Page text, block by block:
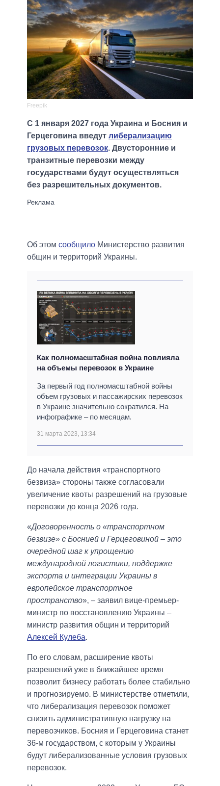
Freepik
С 1 января 2027 года Украина и Босния и
Герцеговина введут либерализацию
грузовых перевозок. Двусторонние и
транзитные перевозки между
государствами будут осуществляться
без разрешительных документов.
Об этом сообщило Министерство развития
общин и территорий Украины.
Как полномасштабная война повлияла
на объемы перевозок в Украине
За первый год полномасштабной войны
объем грузовых и пассажирских перевозок
в Украине значительно сократился. На
инфографике – по месяцам.
31 марта 2023, 13:34
До начала действия «транспортного
безвиза» стороны также согласовали
увеличение квоты разрешений на грузовые
перевозки до конца 2026 года.
«Договоренность о «транспортном
безвизе» с Боснией и Герцеговиной – это
очередной шаг к упрощению
международной логистики, поддержке
экспорта и интеграции Украины в
европейское транспортное
пространство», – заявил вице-премьер-
министр по восстановлению Украины –
министр развития общин и территорий
Алексей Кулеба.
По его словам, расширение квоты
разрешений уже в ближайшее время
позволит бизнесу работать более стабильно
и прогнозируемо. В министерстве отметили,
что либерализация перевозок поможет
снизить административную нагрузку на
перевозчиков. Босния и Герцеговина станет
36-м государством, с которым у Украины
будут либерализованные условия грузовых
перевозок.